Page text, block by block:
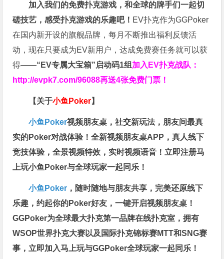
加入我们的免费扑克游戏，和全球的牌手们一起切
磋技艺，感受扑克游戏的乐趣吧！ EV扑克作为GGPoker
在国内新开设的旗舰品牌，每月不断推出福利反馈活
动，现在只要成为EV新用户，达成免费赛任务就可以获
得——“EV专属大宝箱”启动码1组 加入EV扑克战队：
http://evpk7.com/96088再送4张免费门票！
【关于小鱼Poker】
小鱼Poker视频朋友桌，社交新玩法，朋友间最真
实的Poker对战体验！全新视频朋友桌APP，真人线下
竞技体验，全景视频特效，实时视频语音！立即注册马
上玩小鱼Poker与全球玩家一起同乐！
小鱼Poker ，随时随地与朋友共享，完美还原线下
乐趣，约起你的Poker好友，一键开启视频朋友桌！
GGPoker为全球最大扑克第一品牌在线扑克室，拥有
WSOP世界扑克大赛以及国际扑克锦标赛MTT和SNG赛
事，立即加入马上玩与GGPoker全球玩家一起同乐！